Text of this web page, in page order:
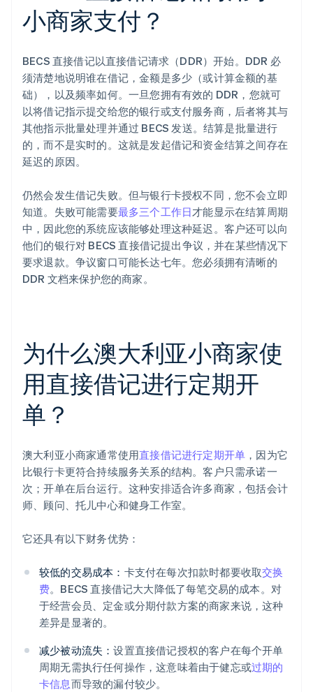
小商家支付？
BECS 直接借记以直接借记请求（DDR）开始。DDR 必
须清楚地说明谁在借记，金额是多少（或计算金额的基
础），以及频率如何。一旦您拥有有效的 DDR，您就可
以将借记指示提交给您的银行或支付服务商，后者将其与
其他指示批量处理并通过 BECS 发送。结算是批量进行
的，而不是实时的。这就是发起借记和资金结算之间存在
延迟的原因。
仍然会发生借记失败。但与银行卡授权不同，您不会立即
知道。失败可能需要最多三个工作日才能显示在结算周期
中，因此您的系统应该能够处理这种延迟。客户还可以向
他们的银行对 BECS 直接借记提出争议，并在某些情况下
要求退款。争议窗口可能长达七年。您必须拥有清晰的
DDR 文档来保护您的商家。
为什么澳大利亚小商家使
用直接借记进行定期开
单？
澳大利亚小商家通常使用直接借记进行定期开单 ，因为它
比银行卡更符合持续服务关系的结构。客户只需承诺一
次；开单在后台运行。这种安排适合许多商家，包括会计
师、顾问、托儿中心和健身工作室。
它还具有以下财务优势：
较低的交易成本： 卡支付在每次扣款时都要收取交换
费。BECS 直接借记大大降低了每笔交易的成本。对
于经营会员、定金或分期付款方案的商家来说，这种
差异是显著的。
减少被动流失：设置直接借记授权的客户在每个开单
周期无需执行任何操作，这意味着由于健忘或过期的
卡信息而导致的漏付较少。